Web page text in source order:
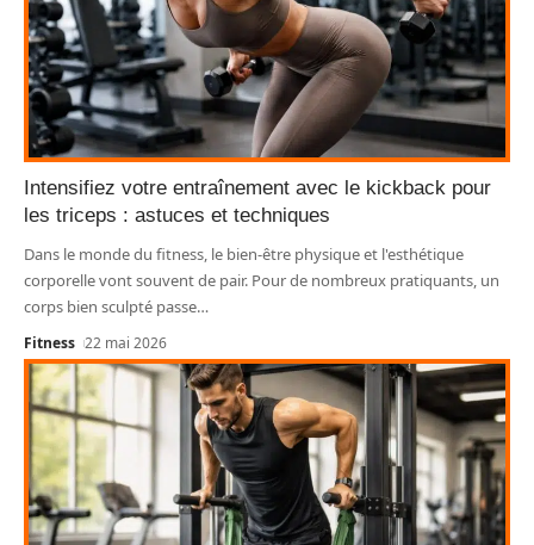
Intensifiez votre entraînement avec le kickback pour
les triceps : astuces et techniques
Dans le monde du fitness, le bien-être physique et l'esthétique
corporelle vont souvent de pair. Pour de nombreux pratiquants, un
corps bien sculpté passe…
Fitness 22 mai 2026